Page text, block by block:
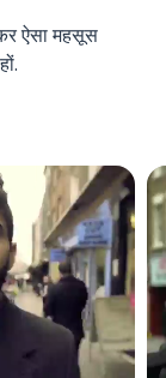
ऐसा महसूस